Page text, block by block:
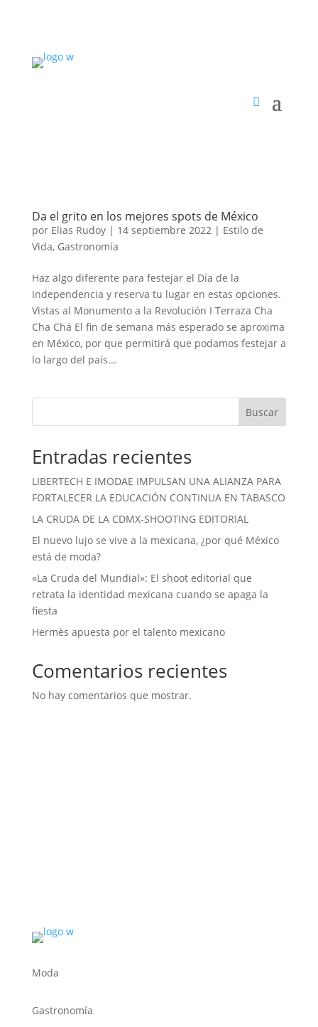
Da el grito en los mejores spots de México
por Elias Rudoy| 14 septiembre 2022| Estilo de
Vida, Gastronomía
Haz algo diferente para festejar el Día de la
Independencia y reserva tu lugar en estas opciones.
Vistas al Monumento a la Revolución I Terraza Cha
Cha Chá El fin de semana más esperado se aproxima
en México, por que permitirá que podamos festejar a
lo largo del país...
Buscar
Entradas recientes
LIBERTECH E IMODAE IMPULSAN UNA ALIANZA PARA
FORTALECER LA EDUCACIÓN CONTINUA EN TABASCO
LA CRUDA DE LA CDMX-SHOOTING EDITORIAL
El nuevo lujo se vive a la mexicana, ¿por qué México
está de moda?
«La Cruda del Mundial»: El shoot editorial que
retrata la identidad mexicana cuando se apaga la
fiesta
Hermès apuesta por el talento mexicano
Comentarios recientes
No hay comentarios que mostrar.
Moda
Gastronomía